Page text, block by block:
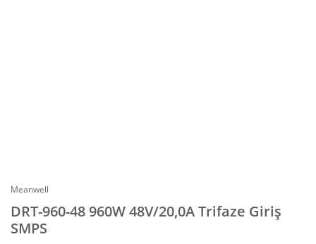
Meanwell
DRT-960-48 960W 48V/20,0A Trifaze Giriş
SMPS